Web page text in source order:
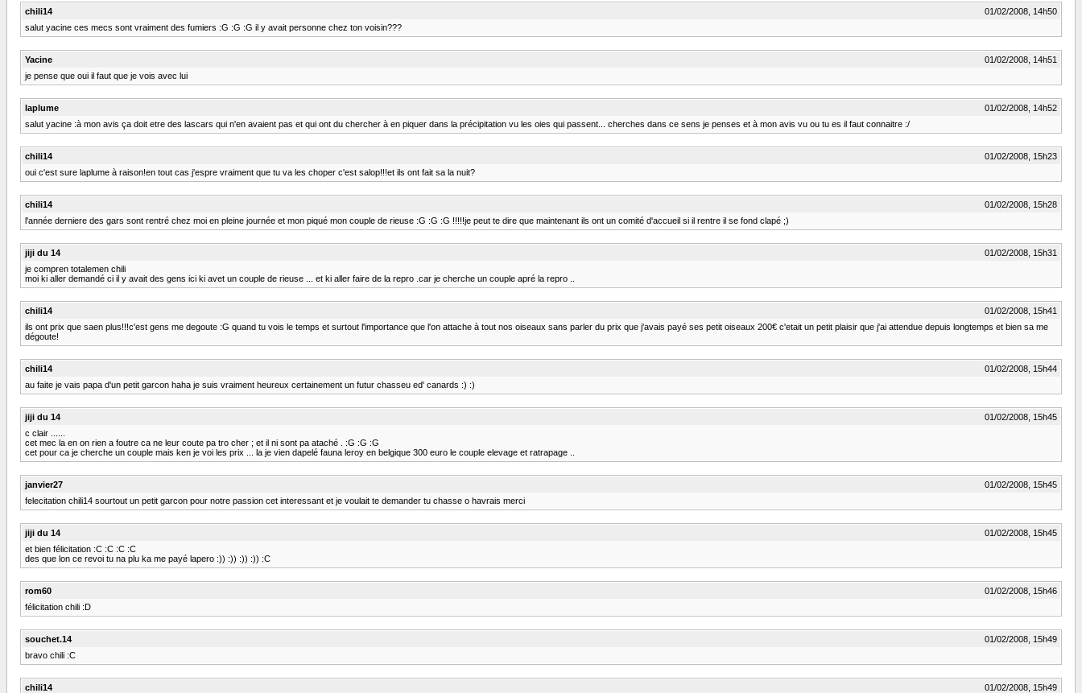
chili14
01/02/2008, 14h50
salut yacine ces mecs sont vraiment des fumiers :G :G :G il y avait personne chez ton voisin???
Yacine
01/02/2008, 14h51
je pense que oui il faut que je vois avec lui
laplume
01/02/2008, 14h52
salut yacine :à mon avis ça doit etre des lascars qui n'en avaient pas et qui ont du chercher à en piquer dans la précipitation vu les oies qui passent... cherches dans ce sens je penses et à mon avis vu ou tu es il faut connaitre :/
chili14
01/02/2008, 15h23
oui c'est sure laplume à raison!en tout cas j'espre vraiment que tu va les choper c'est salop!!!et ils ont fait sa la nuit?
chili14
01/02/2008, 15h28
l'année derniere des gars sont rentré chez moi en pleine journée et mon piqué mon couple de rieuse :G :G :G !!!!!je peut te dire que maintenant ils ont un comité d'accueil si il rentre il se fond clapé ;)
jiji du 14
01/02/2008, 15h31
je compren totalemen chili
moi ki aller demandé ci il y avait des gens ici ki avet un couple de rieuse ... et ki aller faire de la repro .car je cherche un couple apré la repro ..
chili14
01/02/2008, 15h41
ils ont prix que saen plus!!!c'est gens me degoute :G quand tu vois le temps et surtout l'importance que l'on attache à tout nos oiseaux sans parler du prix que j'avais payé ses petit oiseaux 200€ c'etait un petit plaisir que j'ai attendue depuis longtemps et bien sa me
dégoute!
chili14
01/02/2008, 15h44
au faite je vais papa d'un petit garcon haha je suis vraiment heureux certainement un futur chasseu ed' canards :) :)
jiji du 14
01/02/2008, 15h45
c clair ......
cet mec la en on rien a foutre ca ne leur coute pa tro cher ; et il ni sont pa ataché . :G :G :G
cet pour ca je cherche un couple mais ken je voi les prix ... la je vien dapelé fauna leroy en belgique 300 euro le couple elevage et ratrapage ..
janvier27
01/02/2008, 15h45
felecitation chili14 sourtout un petit garcon pour notre passion cet interessant et je voulait te demander tu chasse o havrais merci
jiji du 14
01/02/2008, 15h45
et bien félicitation :C :C :C :C
des que lon ce revoi tu na plu ka me payé lapero :)) :)) :)) :)) :C
rom60
01/02/2008, 15h46
félicitation chili :D
souchet.14
01/02/2008, 15h49
bravo chili :C
chili14
01/02/2008, 15h49